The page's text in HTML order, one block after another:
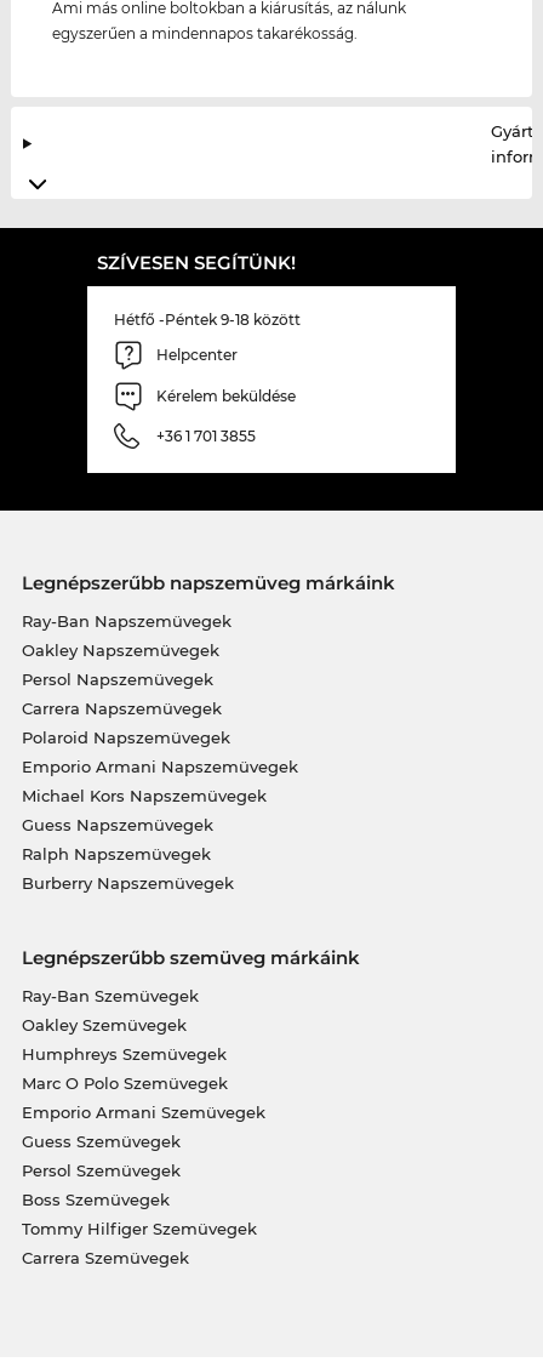
Ami más online boltokban a kiárusítás, az nálunk
egyszerűen a mindennapos takarékosság.
SZÍVESEN SEGÍTÜNK!
Hétfő -Péntek 9-18 között
Helpcenter
Kérelem beküldése
+36 1 701 3855
Legnépszerűbb napszemüveg márkáink
Ray-Ban Napszemüvegek
Oakley Napszemüvegek
Persol Napszemüvegek
Carrera Napszemüvegek
Polaroid Napszemüvegek
Emporio Armani Napszemüvegek
Michael Kors Napszemüvegek
Guess Napszemüvegek
Ralph Napszemüvegek
Burberry Napszemüvegek
Legnépszerűbb szemüveg márkáink
Ray-Ban Szemüvegek
Oakley Szemüvegek
Humphreys Szemüvegek
Marc O Polo Szemüvegek
Emporio Armani Szemüvegek
Guess Szemüvegek
Persol Szemüvegek
Boss Szemüvegek
Tommy Hilfiger Szemüvegek
Carrera Szemüvegek